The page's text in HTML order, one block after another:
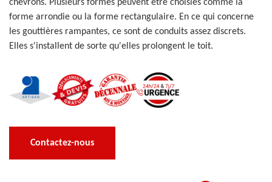
chevrons. Plusieurs formes peuvent être choisies comme la
forme arrondie ou la forme rectangulaire. En ce qui concerne
les gouttières rampantes, ce sont de conduits assez discrets.
Elles s'installent de sorte qu'elles prolongent le toit.
Contactez-nous